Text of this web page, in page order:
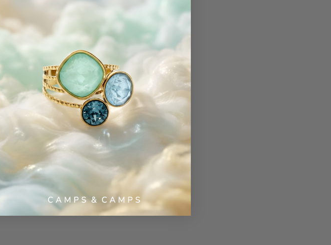
oorhangers
Oval Marble
€45,00
shopping bag